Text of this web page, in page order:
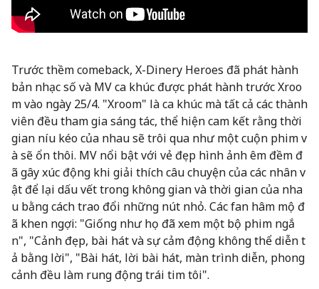
Trước thềm comeback, X-Dinery Heroes đã phát hành
bản nhạc số và MV ca khúc được phát hành trước Xroo
m vào ngày 25/4. "Xroom" là ca khúc mà tất cả các thành
viên đều tham gia sáng tác, thể hiện cam kết rằng thời
gian níu kéo của nhau sẽ trôi qua như một cuộn phim v
à sẽ ổn thôi. MV nổi bật với vẻ đẹp hình ảnh êm đềm đ
ã gây xúc động khi giải thích câu chuyện của các nhân v
ật để lại dấu vết trong không gian và thời gian của nha
u bằng cách trao đổi những nút nhỏ. Các fan hâm mộ đ
ã khen ngợi: "Giống như họ đã xem một bộ phim ngắ
n", "Cảnh đẹp, bài hát và sự cảm động không thể diễn t
ả bằng lời", "Bài hát, lời bài hát, màn trình diễn, phong
cảnh đều làm rung động trái tim tôi".